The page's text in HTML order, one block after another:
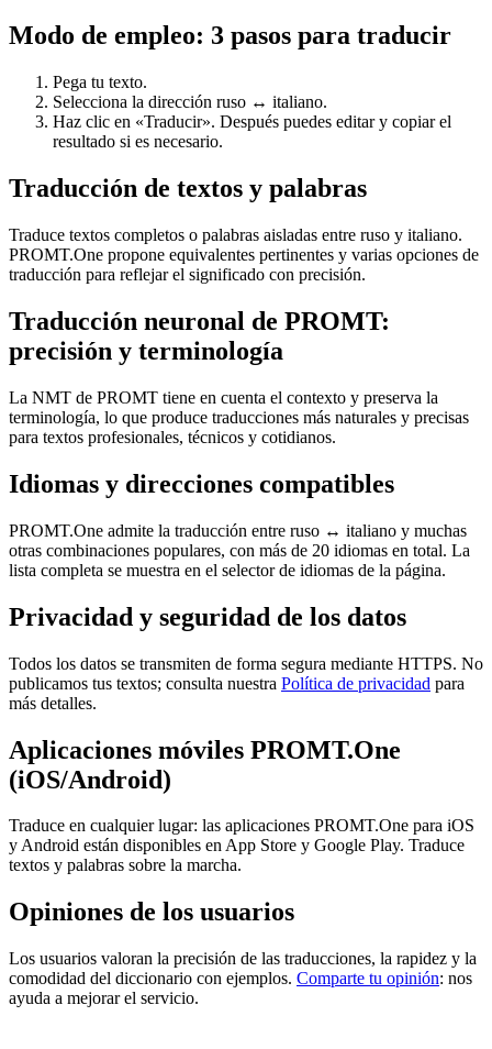
Modo de empleo: 3 pasos para traducir
Pega tu texto.
Selecciona la dirección ruso ↔ italiano.
Haz clic en «Traducir». Después puedes editar y copiar el
resultado si es necesario.
Traducción de textos y palabras
Traduce textos completos o palabras aisladas entre ruso y italiano.
PROMT.One propone equivalentes pertinentes y varias opciones de
traducción para reflejar el significado con precisión.
Traducción neuronal de PROMT:
precisión y terminología
La NMT de PROMT tiene en cuenta el contexto y preserva la
terminología, lo que produce traducciones más naturales y precisas
para textos profesionales, técnicos y cotidianos.
Idiomas y direcciones compatibles
PROMT.One admite la traducción entre ruso ↔ italiano y muchas
otras combinaciones populares, con más de 20 idiomas en total. La
lista completa se muestra en el selector de idiomas de la página.
Privacidad y seguridad de los datos
Todos los datos se transmiten de forma segura mediante HTTPS. No
publicamos tus textos; consulta nuestra Política de privacidad para
más detalles.
Aplicaciones móviles PROMT.One
(iOS/Android)
Traduce en cualquier lugar: las aplicaciones PROMT.One para iOS
y Android están disponibles en App Store y Google Play. Traduce
textos y palabras sobre la marcha.
Opiniones de los usuarios
Los usuarios valoran la precisión de las traducciones, la rapidez y la
comodidad del diccionario con ejemplos. Comparte tu opinión: nos
ayuda a mejorar el servicio.